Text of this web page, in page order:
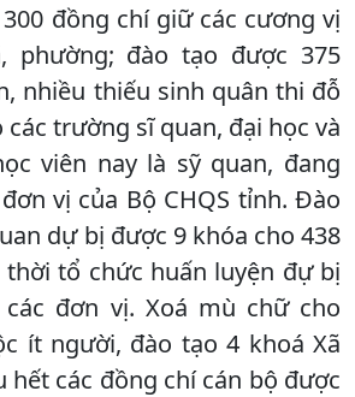
đồng chí giữ các cương vị
phường; đào tạo được 375
nhiều thiếu sinh quân thi đỗ
các trường sĩ quan, đại học và
viên nay là sỹ quan, đang
vị của Bộ CHQS tỉnh. Đào
dự bị được 9 khóa cho 438
tổ chức huấn luyện đự bị
đơn vị. Xoá mù chữ cho
ít người, đào tạo 4 khoá Xã
hết các đồng chí cán bộ được